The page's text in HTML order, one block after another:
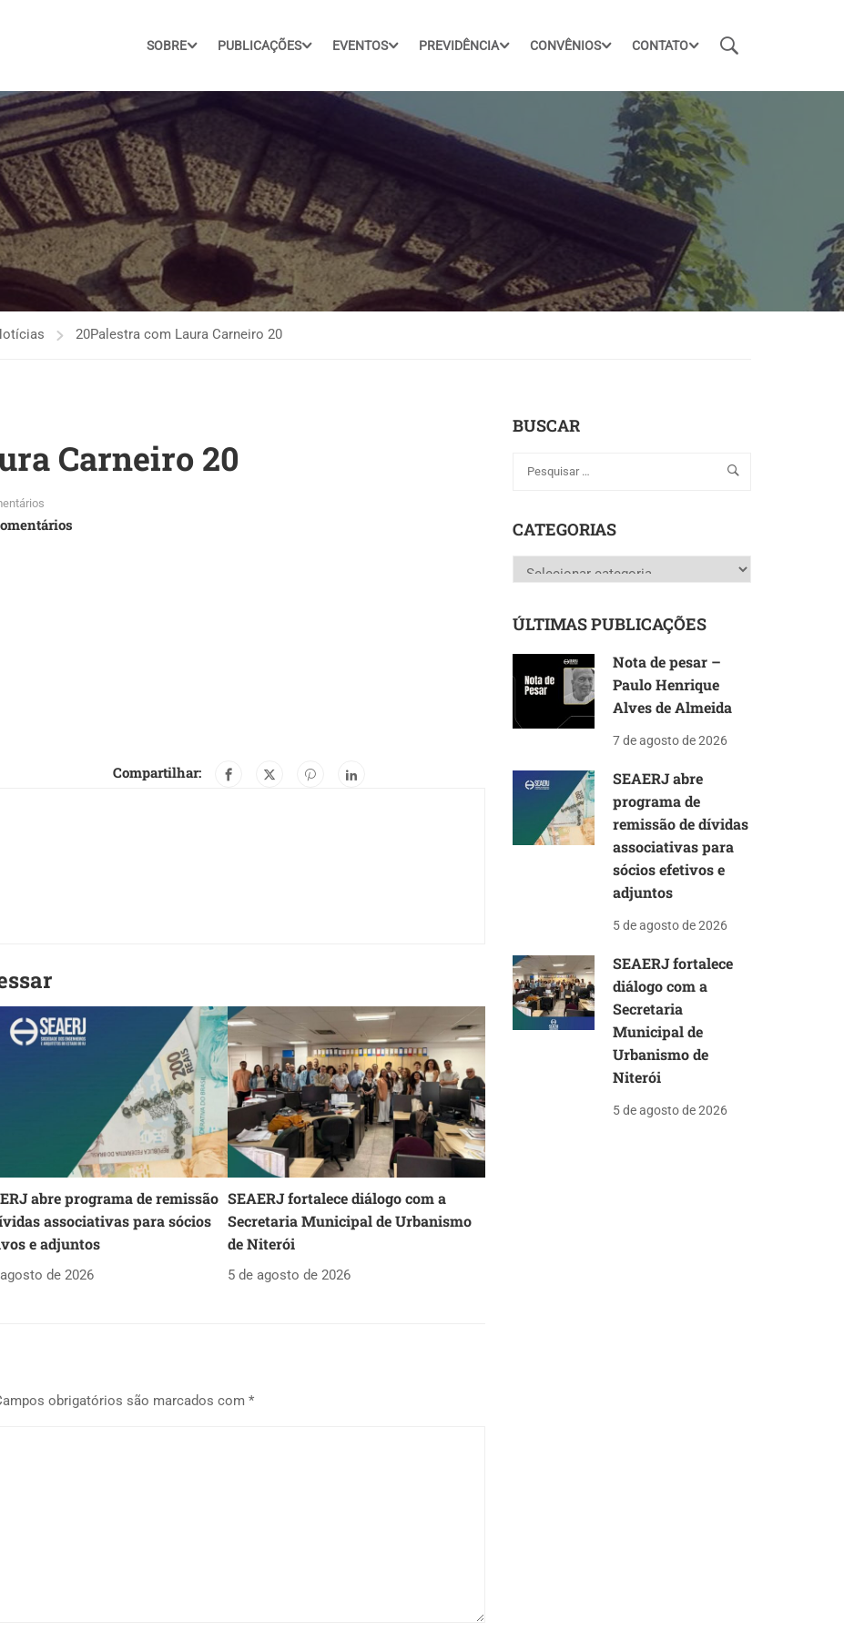
SOBRE PUBLICAÇÕES EVENTOS PREVIDÊNCIA CONVÊNIOS CONTATO
20Palestra com Laura Carneiro 20
Carneiro 20
Compartilhar:
abre programa de remissão
associativas para sócios
e adjuntos
de 2026
SEAERJ fortalece diálogo com a
Secretaria Municipal de Urbanismo
de Niterói
5 de agosto de 2026
obrigatórios são marcados com *
BUSCAR
CATEGORIAS
Categorias
ÚLTIMAS PUBLICAÇÕES
Nota de pesar –
Paulo Henrique
Alves de Almeida
7 de agosto de 2026
SEAERJ abre
programa de
remissão de dívidas
associativas para
sócios efetivos e
adjuntos
5 de agosto de 2026
SEAERJ fortalece
diálogo com a
Secretaria
Municipal de
Urbanismo de
Niterói
5 de agosto de 2026